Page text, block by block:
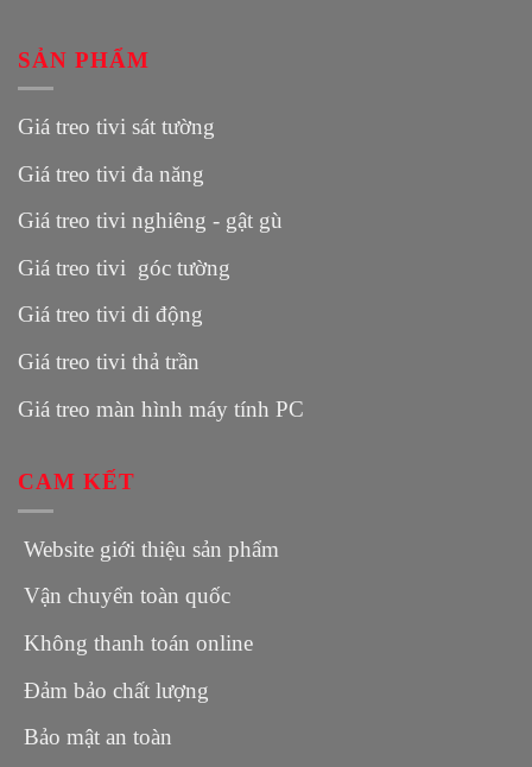
SẢN PHẨM
Giá treo tivi sát tường
Giá treo tivi đa năng
Giá treo tivi nghiêng - gật gù
Giá treo tivi góc tường
Giá treo tivi di động
Giá treo tivi thả trần
Giá treo màn hình máy tính PC
CAM KẾT
Website giới thiệu sản phẩm
Vận chuyển toàn quốc
Không thanh toán online
Đảm bảo chất lượng
Bảo mật an toàn